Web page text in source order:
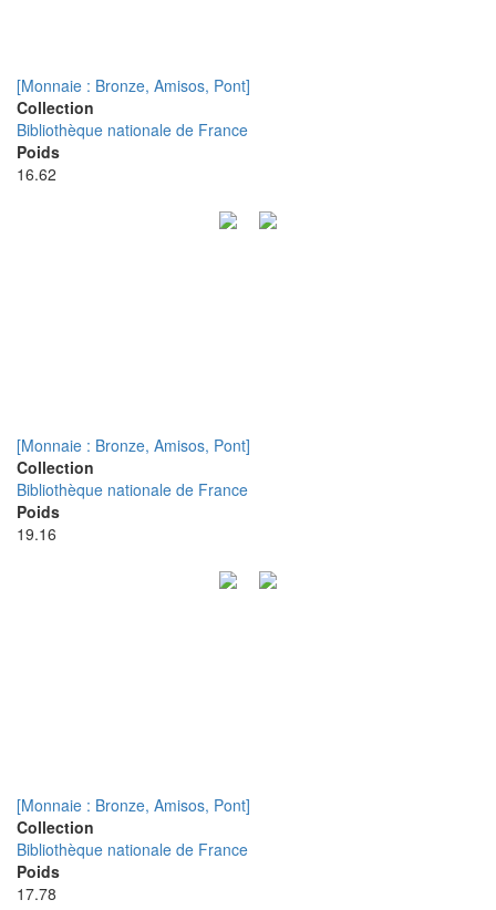
[Monnaie : Bronze, Amisos, Pont]
Collection
Bibliothèque nationale de France
Poids
16.62
[Monnaie : Bronze, Amisos, Pont]
Collection
Bibliothèque nationale de France
Poids
19.16
[Monnaie : Bronze, Amisos, Pont]
Collection
Bibliothèque nationale de France
Poids
17.78